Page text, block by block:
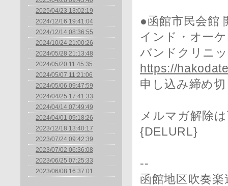
2025/04/23 13:02:19
2024/12/16 19:41:04
2024/12/14 08:36:55
2024/10/24 21:00:26
2024/05/28 21:13:48
2024/05/20 11:45:35
2024/05/07 11:21:06
2024/05/06 09:47:59
2024/04/25 17:41:33
2024/04/14 07:49:49
2024/04/01 09:18:26
2023/12/18 13:40:17
2023/07/24 09:42:39
2023/07/02 06:36:08
2023/06/25 07:25:33
2023/06/08 16:37:01
●函館市民会館
インド・オー
バンドクリニ
https://
申し込み締め
メルマガ解除
{DELURL}
--
函館地区吹奏楽